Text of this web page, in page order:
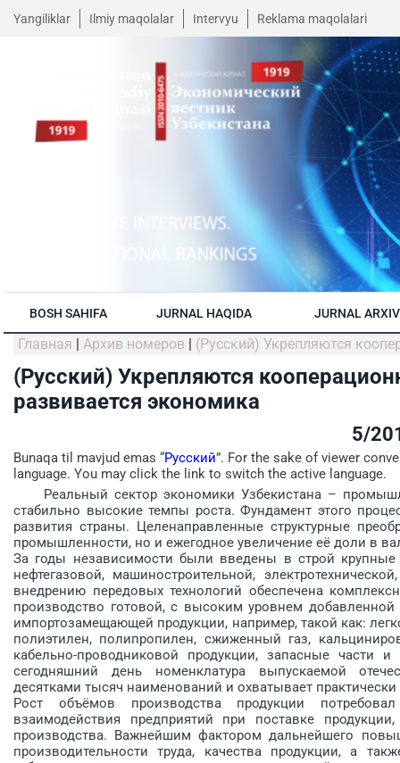
Yangiliklar Ilmiy maqolalar Intervyu Reklama maqolalari
BOSH SAHIFA JURNAL HAQIDA JURNAL
Главная | Архив номеров | (Русский) Укрепляются
(Русский) Укрепляются
развивается экономика
5/
Bunaqa til mavjud emas “Русский”. For the sake of viewer
language. You may click the link to switch the active language.
Реальный сектор экономики Узбекистана –
стабильно высокие темпы роста. Фундамент этого
развития страны. Целенаправленные структурные
промышленности, но и ежегодное увеличение её доли в
За годы независимости были введены в строй
нефтегазовой, машиностроительной,
внедрению передовых технологий обеспечена
производство готовой, с высоким уровнем
импортозамещающей продукции, например, такой как:
полиэтилен, полипропилен, сжиженный газ,
кабельно-проводниковой продукции, запасные
сегодняшний день номенклатура выпускаемой
десятками тысяч наименований и охватывает
Рост объёмов производства продукции
взаимодействия предприятий при поставке
производства. Важнейшим фактором дальнейшего
производительности труда, качества продукции, а